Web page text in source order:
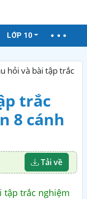
LỚP 10
hỏi và bài tập trắc
trắc
8 cánh
Tải về
tập trắc nghiệm